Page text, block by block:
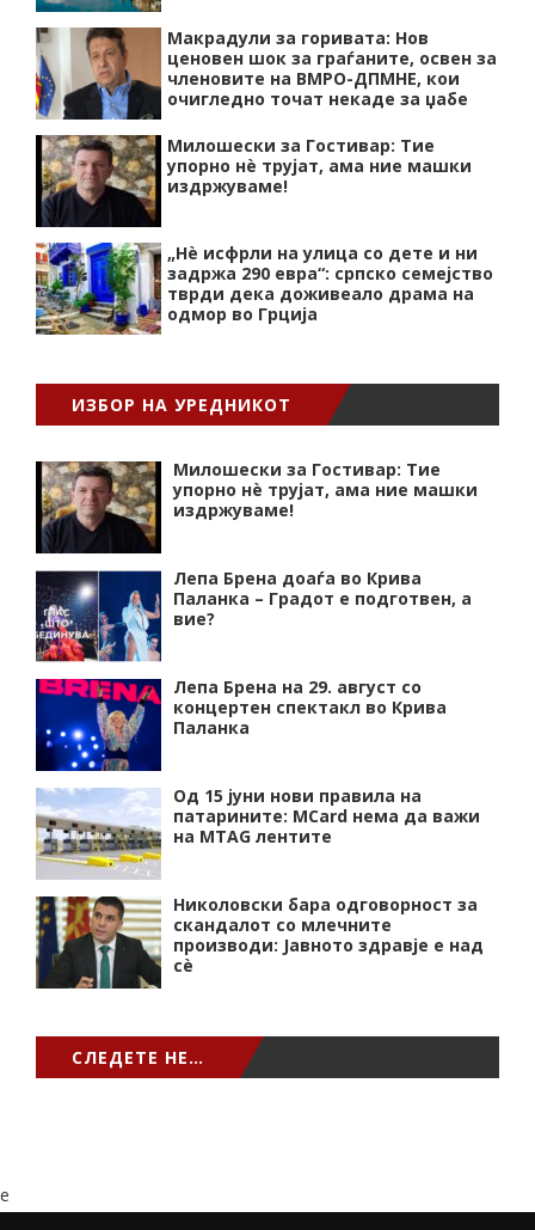
Макрадули за горивата: Нов
ценовен шок за граѓаните, освен за
членовите на ВМРО-ДПМНЕ, кои
очигледно точат некаде за џабе
Милошески за Гостивар: Тие
упорно нѐ трујат, ама ние машки
издржуваме!
„Нѐ исфрли на улица со дете и ни
задржа 290 евра“: српско семејство
тврди дека доживеало драма на
одмор во Грција
ИЗБОР НА УРЕДНИКОТ
Милошески за Гостивар: Тие
упорно нѐ трујат, ама ние машки
издржуваме!
Лепа Брена доаѓа во Крива
Паланка – Градот е подготвен, а
вие?
Лепа Брена на 29. август со
концертен спектакл во Крива
Паланка
Од 15 јуни нови правила на
патарините: MCard нема да важи
на MTAG лентите
Николовски бара одговорност за
скандалот со млечните
производи: Јавното здравје е над
сѐ
СЛЕДЕТЕ НЕ…
e